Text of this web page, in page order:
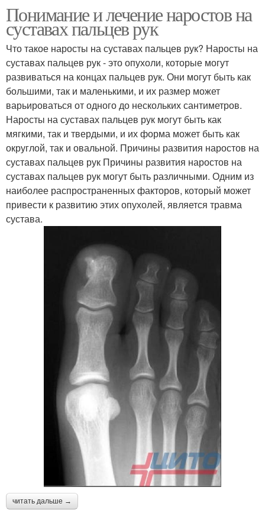
Понимание и лечение наростов на
суставах пальцев рук
Что такое наросты на суставах пальцев рук? Наросты на
суставах пальцев рук - это опухоли, которые могут
развиваться на концах пальцев рук. Они могут быть как
большими, так и маленькими, и их размер может
варьироваться от одного до нескольких сантиметров.
Наросты на суставах пальцев рук могут быть как
мягкими, так и твердыми, и их форма может быть как
округлой, так и овальной. Причины развития наростов на
суставах пальцев рук Причины развития наростов на
суставах пальцев рук могут быть различными. Одним из
наиболее распространенных факторов, который может
привести к развитию этих опухолей, является травма
сустава.
читать дальше →